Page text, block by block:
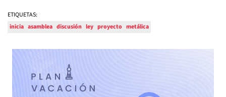
ETIQUETAS:
inicia asamblea discusión ley proyecto metálica